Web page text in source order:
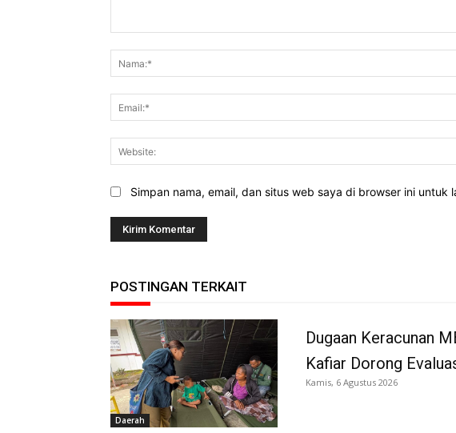
Simpan nama, email, dan situs web saya di browser ini untuk
POSTINGAN TERKAIT
Daerah
Dugaan Keracunan
Kafiar Dorong
Kamis, 6 Agustus 2026